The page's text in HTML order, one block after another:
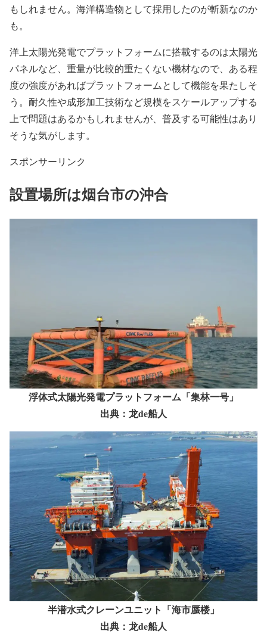
もしれません。海洋構造物として採用したのが斬新なのか
も。
洋上太陽光発電でプラットフォームに搭載するのは太陽光
パネルなど、重量が比較的重たくない機材なので、ある程
度の強度があればプラットフォームとして機能を果たしそ
う。耐久性や成形加工技術など規模をスケールアップする
上で問題はあるかもしれませんが、普及する可能性はあり
そうな気がします。
スポンサーリンク
設置場所は烟台市の沖合
浮体式太陽光発電プラットフォーム「集林一号」
出典：龙de船人
半潜水式クレーンユニット「海市蜃楼」
出典：龙de船人